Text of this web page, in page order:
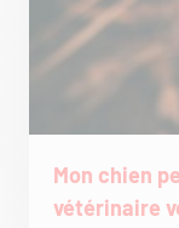
Mon chien
vétérinaire